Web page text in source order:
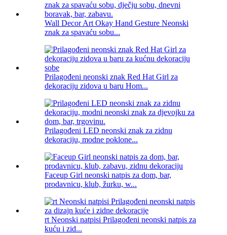
Wall Decor Art Okay Hand Gesture Neonski
znak za spavaću sobu...
Prilagođeni neonski znak Red Hat Girl za
dekoraciju zidova u baru Hom...
Prilagođeni LED neonski znak za zidnu
dekoraciju, modne poklone...
Faceup Girl neonski natpis za dom, bar,
prodavnicu, klub, žurku, w...
rt Neonski natpisi Prilagođeni neonski natpis za
kuću i zid...